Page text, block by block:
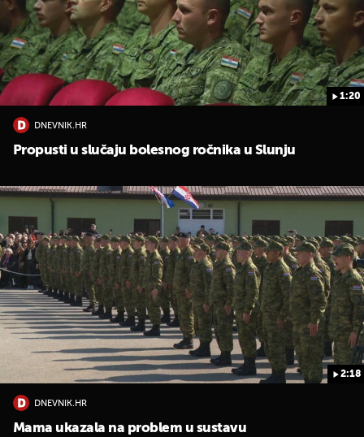
1:20
DNEVNIK.HR
Propusti u slučaju bolesnog ročnika u Slunju
2:18
DNEVNIK.HR
Mama ukazala na problem u sustavu